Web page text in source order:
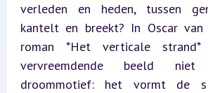
verleden en heden, tussen
kantelt en breekt? In Oscar van
roman *Het verticale
vervreemdende beeld
droommotief: het vormt de